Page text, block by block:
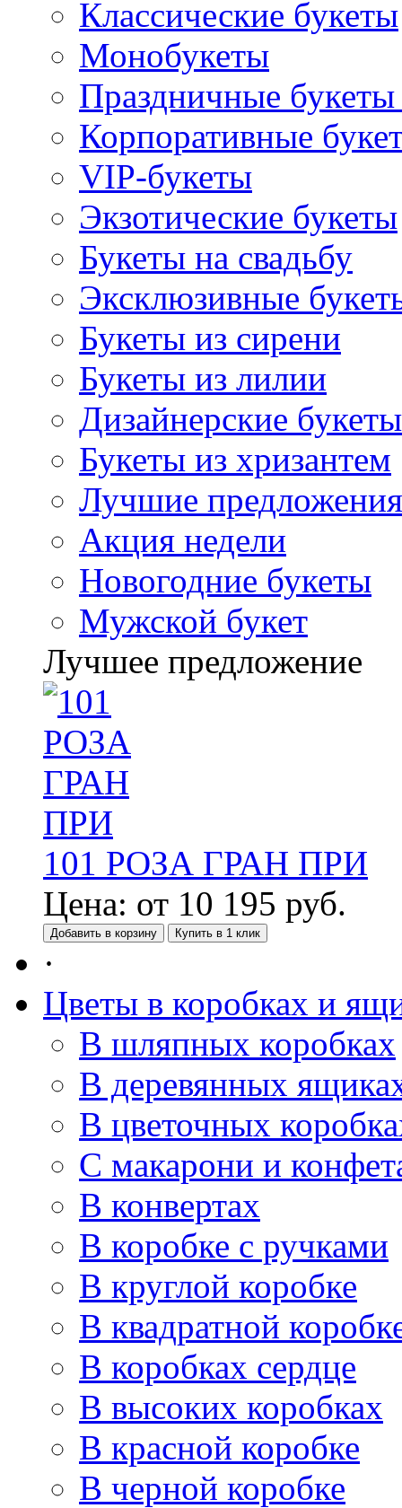
Классические букеты
Монобукеты
Праздничные букеты
Корпоративные
VIP-букеты
Экзотические букеты
Букеты на свадьбу
Эксклюзивные
Букеты из сирени
Букеты из лилии
Дизайнерские
Букеты из хризантем
Лучшие предложения
Акция недели
Новогодние букеты
Мужской букет
Лучшее предложение
101 РОЗА ГРАН ПРИ
Цена: от 10 195 руб.
Добавить в корзину Купить в 1 клик
·
Цветы в коробках и
В шляпных коробках
В деревянных
В цветочных
С макарони и
В конвертах
В коробке с ручками
В круглой коробке
В квадратной
В коробках сердце
В высоких коробках
В красной коробке
В черной коробке